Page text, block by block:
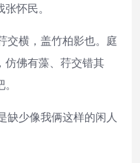
怀民。
交横，盖竹柏影也。庭
仿佛有藻、荇交错其
缺少像我俩这样的闲人